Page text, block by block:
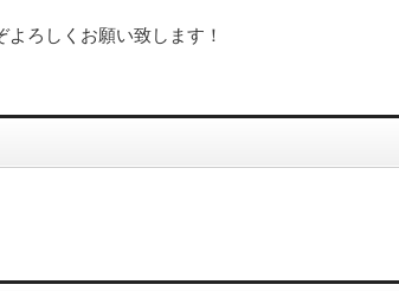
ろしくお願い致します！